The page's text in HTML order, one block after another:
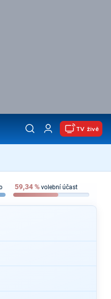
TV živě
59,34% volební účast